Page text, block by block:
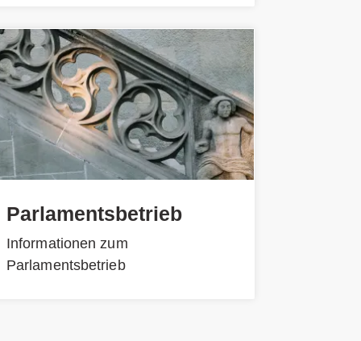
Parlamentsbetrieb
Informationen zum
Parlamentsbetrieb